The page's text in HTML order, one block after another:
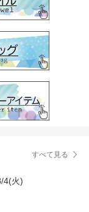
すべて見る
4(火)